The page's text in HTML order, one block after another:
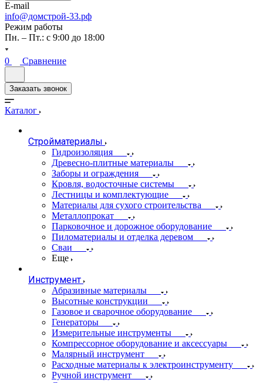
E-mail
info@домстрой-33.рф
Режим работы
Пн. – Пт.: с 9:00 до 18:00
0 Сравнение
Заказать звонок
Каталог
Стройматериалы
Гидроизоляция
Древесно-плитные материалы
Заборы и ограждения
Кровля, водосточные системы
Лестницы и комплектующие
Материалы для сухого строительства
Металлопрокат
Парковочное и дорожное оборудование
Пиломатериалы и отделка деревом
Сваи
Еще
Инструмент
Абразивные материалы
Высотные конструкции
Газовое и сварочное оборудование
Генераторы
Измерительные инструменты
Компрессорное оборудование и аксессуары
Малярный инструмент
Расходные материалы к электроинструменту
Ручной инструмент